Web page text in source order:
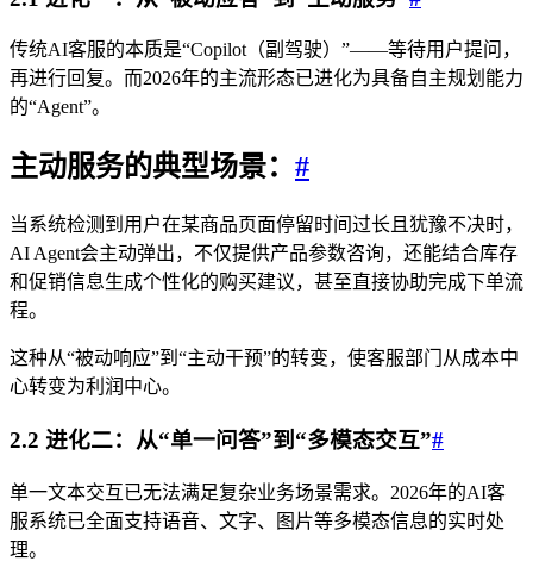
传统AI客服的本质是“Copilot（副驾驶）”——等待用户提问，
再进行回复。而2026年的主流形态已进化为具备自主规划能力
的“Agent”。
主动服务的典型场景： #
当系统检测到用户在某商品页面停留时间过长且犹豫不决时，
AI Agent会主动弹出，不仅提供产品参数咨询，还能结合库存
和促销信息生成个性化的购买建议，甚至直接协助完成下单流
程。
这种从“被动响应”到“主动干预”的转变，使客服部门从成本中
心转变为利润中心。
2.2 进化二：从“单一问答”到“多模态交互”#
单一文本交互已无法满足复杂业务场景需求。2026年的AI客
服系统已全面支持语音、文字、图片等多模态信息的实时处
理。